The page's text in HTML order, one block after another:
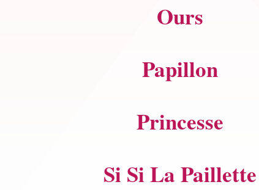
Ours
Papillon
Princesse
Si Si La Paillette